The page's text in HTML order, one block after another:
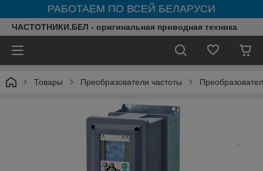
РАБОТАЕМ ПО ВСЕЙ БЕЛАРУСИ
ЧАСТОТНИКИ.БЕЛ - оригинальная приводная техника
Товары Преобразователи частоты